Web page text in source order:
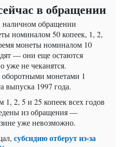
в обращении
обращении
номиналом 50 копеек, 1, 2,
монеты номиналом 10
— они еще остаются
уже не чеканятся.
монетами 1
выпуска 1997 года.
2, 5 и 25 копеек всех годов
из обращения —
уже невозможно.
субсидию отберут из-за